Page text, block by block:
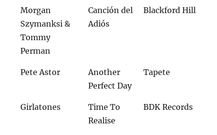
Morgan
Szymanksi &
Tommy
Perman
Canción del
Adiós
Blackford Hill
Pete Astor
Another
Perfect Day
Tapete
Girlatones
Time To
Realise
BDK Records